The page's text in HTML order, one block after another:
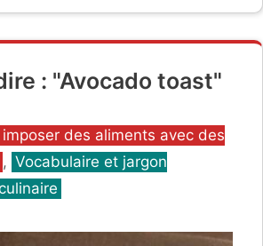
: "Avocado toast"
des aliments avec des
, Vocabulaire et jargon